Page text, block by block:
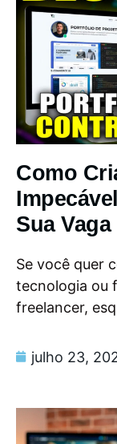
Como
Sua Vaga
Se você quer
tecnologia ou
freelancer,
julho 23,